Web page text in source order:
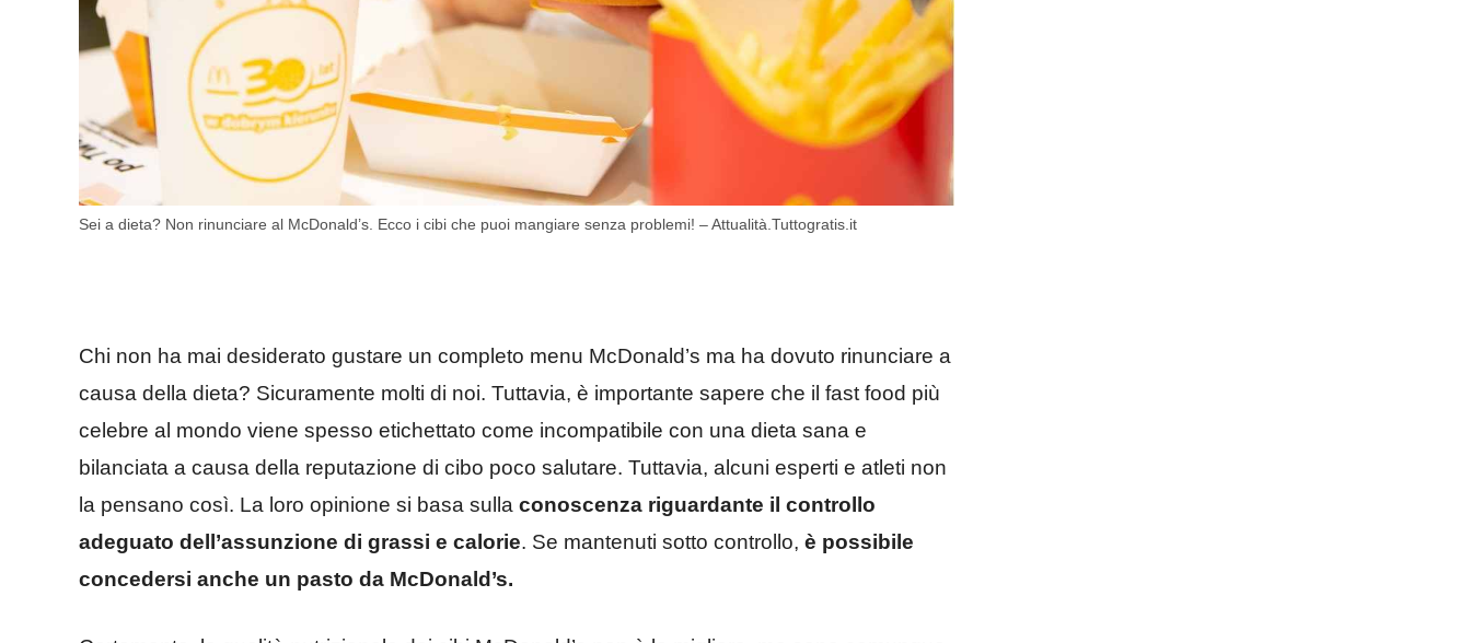
Sei a dieta? Non rinunciare al McDonald’s. Ecco i cibi che puoi mangiare senza problemi! – Attualità.Tuttogratis.it
Chi non ha mai desiderato gustare un completo menu McDonald’s ma ha dovuto rinunciare a
causa della dieta? Sicuramente molti di noi. Tuttavia, è importante sapere che il fast food più
celebre al mondo viene spesso etichettato come incompatibile con una dieta sana e
bilanciata a causa della reputazione di cibo poco salutare. Tuttavia, alcuni esperti e atleti non
la pensano così. La loro opinione si basa sulla conoscenza riguardante il controllo
adeguato dell’assunzione di grassi e calorie. Se mantenuti sotto controllo, è possibile
concedersi anche un pasto da McDonald’s.